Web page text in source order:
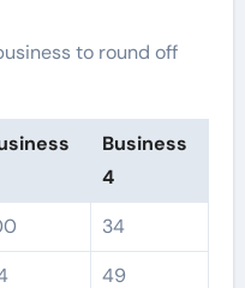
to round off
Business
4
34
49